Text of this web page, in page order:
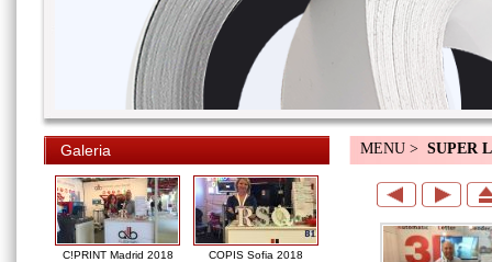
Galeria
C!PRINT Madrid 2018 COPIS Sofia 2018
MENU > SUPER